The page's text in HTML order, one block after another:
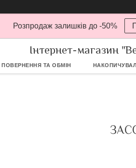
Розпродаж залишків до -50%
Інтернет-магазин
ПОВЕРНЕННЯ ТА ОБМІН